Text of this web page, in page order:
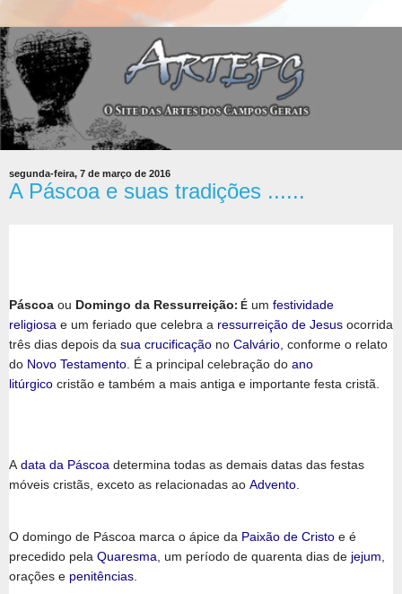
segunda-feira, 7 de março de 2016
A Páscoa e suas tradições ......
Páscoa ou Domingo da Ressurreição: É um festividade
religiosa e um feriado que celebra a ressurreição de Jesus ocorrida
três dias depois da sua crucificação no Calvário, conforme o relato
do Novo Testamento. É a principal celebração do ano
litúrgico cristão e também a mais antiga e importante festa cristã.
Adata da Páscoa determina todas as demais datas das festas
móveis cristãs, exceto as relacionadas ao Advento.
O domingo de Páscoa marca o ápice da Paixão de Cristo e é
precedido pela Quaresma , um período de quarenta dias de jejum
orações e penitências